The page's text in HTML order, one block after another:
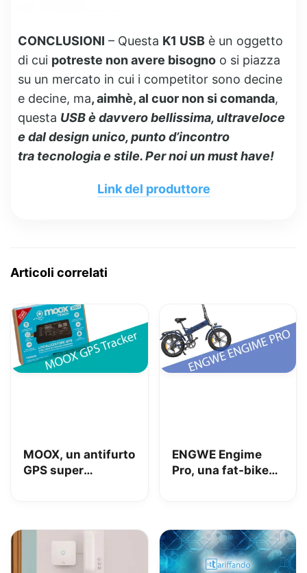
CONCLUSIONI – Questa K1 USB è un oggetto
di cui potreste non avere bisogno o si piazza
su un mercato in cui i competitor sono decine
e decine, ma, aimhè, al cuor non si comanda,
questa USB è davvero bellissima, ultraveloce
e dal design unico, punto d’incontro
tra tecnologia e stile. Per noi un must have!
Link del produttore
Articoli correlati
MOOX, un antifurto
GPS super
solo: la nostra
ENGWE Engime
Pro, una fat-bike